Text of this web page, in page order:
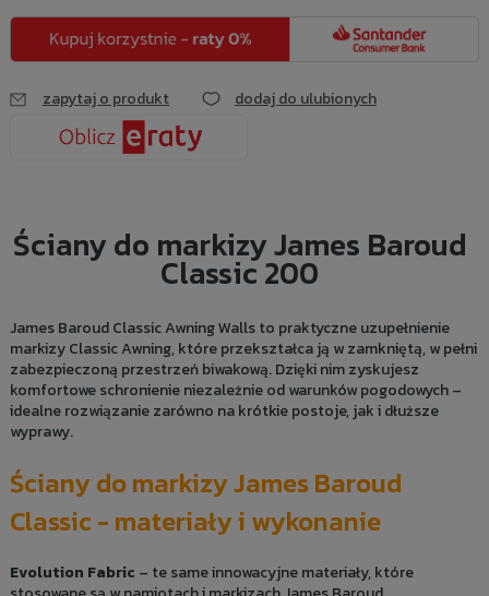
zapytaj o produkt dodaj do ulubionych
Ściany do markizy James Baroud
Classic 200
James Baroud Classic Awning Walls to praktyczne uzupełnienie
markizy Classic Awning, które przekształca ją w zamkniętą, w pełni
zabezpieczoną przestrzeń biwakową. Dzięki nim zyskujesz
komfortowe schronienie niezależnie od warunków pogodowych –
idealne rozwiązanie zarówno na krótkie postoje, jak i dłuższe
wyprawy.
Ściany do markizy James Baroud
Classic - materiały i wykonanie
Evolution Fabric – te same innowacyjne materiały, które